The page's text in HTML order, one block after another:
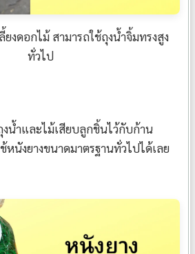
ยงดอกไม้ สามารถใช้ถุงน้ำจิ้มทรงสูง
ทั่วไป
น้ำและไม้เสียบลูกชิ้นไว้กับก้าน
หนังยางขนาดมาตรฐานทั่วไปได้เลย